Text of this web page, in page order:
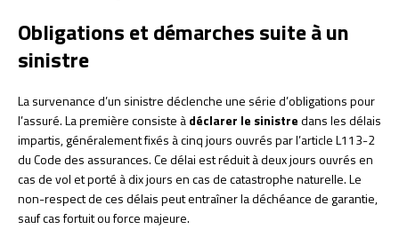
Obligations et démarches suite à un
sinistre
La survenance d’un sinistre déclenche une série d’obligations pour
l’assuré. La première consiste àdéclarer le sinistredans les délais
impartis, généralement fixés à cinq jours ouvrés par l’article L113-2
du Code des assurances. Ce délai est réduit à deux jours ouvrés en
cas de vol et porté à dix jours en cas de catastrophe naturelle. Le
non-respect de ces délais peut entraîner la déchéance de garantie,
sauf cas fortuit ou force majeure.